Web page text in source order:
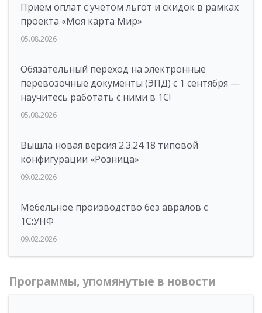
Прием оплат с учетом льгот и скидок в рамках
проекта «Моя карта Мир»
05.08.2026
Обязательный переход на электронные
перевозочные документы (ЭПД) с 1 сентября —
научитесь работать с ними в 1С!
05.08.2026
Вышла новая версия 2.3.24.18 типовой
конфигурации «Розница»
09.02.2026
Мебельное производство без авралов с
1С:УНФ
09.02.2026
Программы, упомянутые в новости